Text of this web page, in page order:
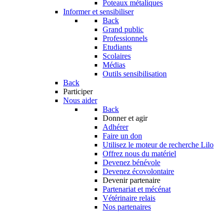
Poteaux métaliques
Informer et sensibiliser
Back
Grand public
Professionnels
Etudiants
Scolaires
Médias
Outils sensibilisation
Back
Participer
Nous aider
Back
Donner et agir
Adhérer
Faire un don
Utilisez le moteur de recherche Lilo
Offrez nous du matériel
Devenez bénévole
Devenez écovolontaire
Devenir partenaire
Partenariat et mécénat
Vétérinaire relais
Nos partenaires